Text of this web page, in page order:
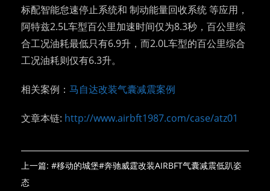
标配智能怠速停止系统和 制动能量回收系统 等应用，
阿特兹2.5L车型百公里加速时间仅为8.3秒，百公里综
合工况油耗最低只有6.9升，而2.0L车型的百公里综合
工况油耗则仅有6.3升。
相关案例： 马自达改装气囊减震案例
文章本链: http://www.airbft1987.com/case/atz01
上一篇: #移动的城堡#奔驰威霆改装AIRBFT气囊减震低趴姿
态